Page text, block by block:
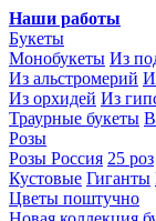
Наши работы
Букеты
Монобукеты Из
Из альстромерий
Из орхидей Из
Траурные букеты
Розы
Розы Россия 25 роз
Кустовые Гиганты
Цветы поштучно